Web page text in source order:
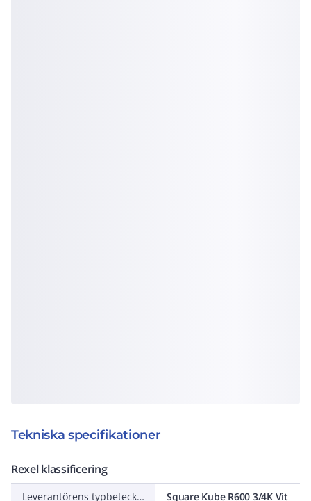
Tekniska specifikationer
Rexel klassificering
Leverantörens typbeteckning Square Kube R600 3/4K Vit